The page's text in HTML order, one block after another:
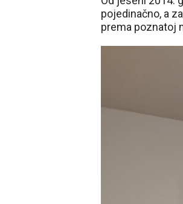
pojedinačno, a
prema poznatoj